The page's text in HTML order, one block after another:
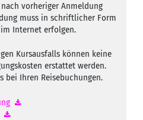
vorheriger Anmeldung
muss in schriftlicher Form
Internet erfolgen.
Kursausfalls können keine
erstattet werden.
bei Ihren Reisebuchungen.